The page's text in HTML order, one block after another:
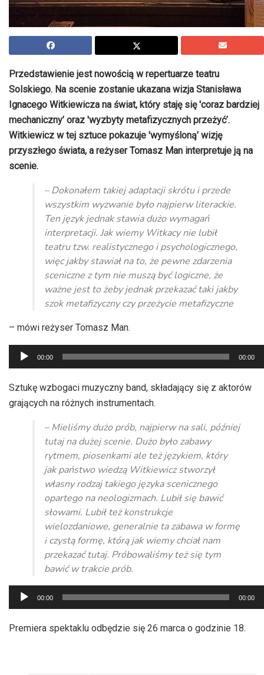
Przedstawienie jest nowością w repertuarze teatru
Solskiego. Na scenie zostanie ukazana wizja Stanisława
Ignacego Witkiewicza na świat, który staję się 'coraz bardziej
mechaniczny’ oraz 'wyzbyty metafizycznych przeżyć’.
Witkiewicz w tej sztuce pokazuje 'wymyśloną’ wizję
przyszłego świata, a reżyser Tomasz Man interpretuje ją na
scenie.
– Dokonałem takiej adaptacji skrótu i przede
wszystkim wyzwanie było najpierw literackie.
Ten język jednak stawia dużo wymagań
interpretacji. Jak wiemy Witkacy nie lubił
teatru tzw. realistycznego i psychologicznego,
więc jakby stawiał na to, że pewne zdarzenia
sceniczne z tym nie muszą być logiczne, że
ważne jest to żeby jednak przekazać taki jakby
szok metafizyczny czy przeżycie metafizyczne
– mówi reżyser Tomasz Man.
Odtwarzacz
plików
dźwiękowych
00:00 00:00
Sztukę wzbogaci muzyczny band, składający się z aktorów
grających na różnych instrumentach.
– Mieliśmy dużo prób, najpierw na sali, później
tutaj na dużej scenie. Dużo było zabawy
rytmem, piosenkami ale też językiem, który
jak państwo wiedzą Witkiewicz stworzył
własny rodzaj takiego języka scenicznego
opartego na neologizmach. Lubił się bawić
słowami. Lubił też konstrukcje
wielozdaniowe, generalnie ta zabawa w formę
i czystą formę, którą jak wiemy chciał nam
przekazać tutaj. Próbowaliśmy też się tym
bawić w trakcie prób.
Odtwarzacz
plików
dźwiękowych
00:00 00:00
Premiera spektaklu odbędzie się 26 marca o godzinie 18.